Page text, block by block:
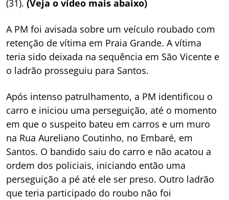
(31). (Veja o vídeo mais abaixo)
A PM foi avisada sobre um veículo roubado com
retenção de vítima em Praia Grande. A vítima
teria sido deixada na sequência em São Vicente e
o ladrão prosseguiu para Santos.
Após intenso patrulhamento, a PM identificou o
carro e iniciou uma perseguição, até o momento
em que o suspeito bateu em carros e um muro
na Rua Aureliano Coutinho, no Embaré, em
Santos. O bandido saiu do carro e não acatou a
ordem dos policiais, iniciando então uma
perseguição a pé até ele ser preso. Outro ladrão
que teria participado do roubo não foi